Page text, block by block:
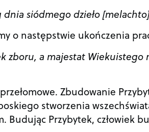
dnia siódmego dzieło
o następstwie ukończenia
zboru, a majestat Wiekuistego
Zbudowanie
stworzenia
Budując Przybytek, człowiek